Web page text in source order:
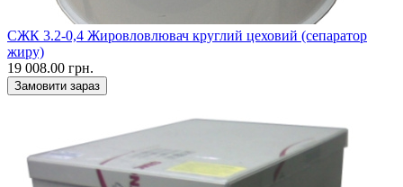
СЖК 3.2-0,4 Жировловлювач круглий цеховий (сепаратор
жиру)
19 008.00 грн.
Замовити зараз